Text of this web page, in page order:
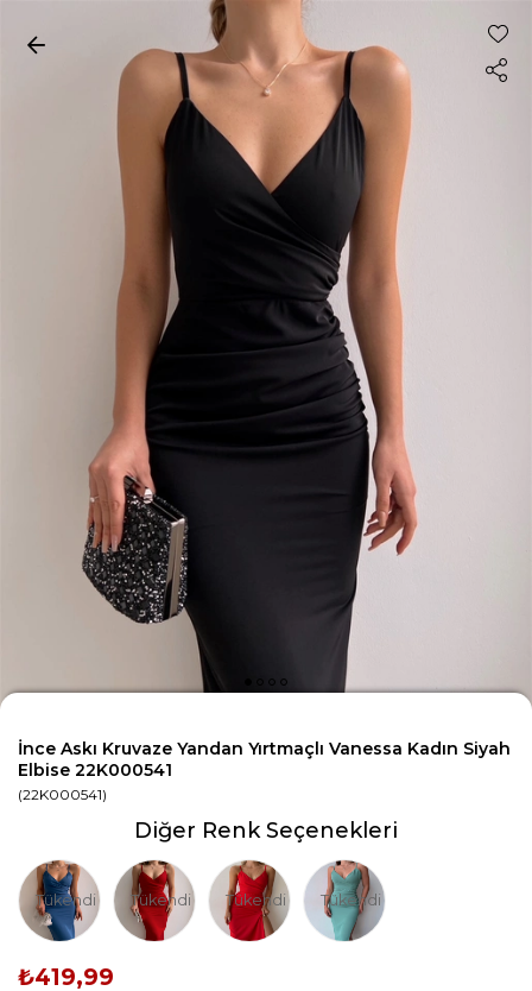
İnce Askı Kruvaze Yandan Yırtmaçlı Vanessa Kadın Siyah
Elbise 22K000541
(22K000541)
Diğer Renk Seçenekleri
Tükendi Tükendi Tükendi Tükendi
₺419,99